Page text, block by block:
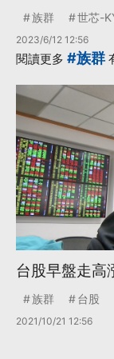
族群 世芯-
2023/6/12 12:56
閱讀更多 #族群
台股早盤走高
族群 台股
2021/10/21 12:56